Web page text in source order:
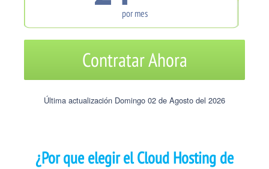
por mes
Contratar Ahora
Última actualización Domingo 02 de Agosto del 2026
¿Por que elegir el Cloud Hosting de